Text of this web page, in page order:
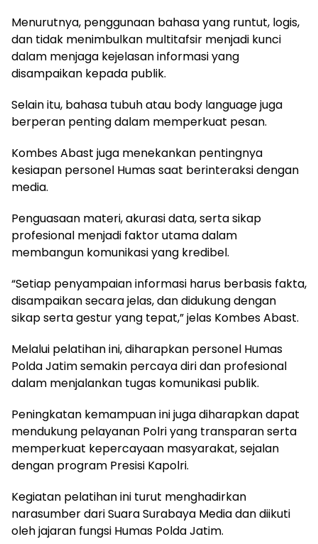
Menurutnya, penggunaan bahasa yang runtut, logis,
dan tidak menimbulkan multitafsir menjadi kunci
dalam menjaga kejelasan informasi yang
disampaikan kepada publik.
Selain itu, bahasa tubuh atau body language juga
berperan penting dalam memperkuat pesan.
Kombes Abast juga menekankan pentingnya
kesiapan personel Humas saat berinteraksi dengan
media.
Penguasaan materi, akurasi data, serta sikap
profesional menjadi faktor utama dalam
membangun komunikasi yang kredibel.
“Setiap penyampaian informasi harus berbasis fakta,
disampaikan secara jelas, dan didukung dengan
sikap serta gestur yang tepat,” jelas Kombes Abast.
Melalui pelatihan ini, diharapkan personel Humas
Polda Jatim semakin percaya diri dan profesional
dalam menjalankan tugas komunikasi publik.
Peningkatan kemampuan ini juga diharapkan dapat
mendukung pelayanan Polri yang transparan serta
memperkuat kepercayaan masyarakat, sejalan
dengan program Presisi Kapolri.
Kegiatan pelatihan ini turut menghadirkan
narasumber dari Suara Surabaya Media dan diikuti
oleh jajaran fungsi Humas Polda Jatim.